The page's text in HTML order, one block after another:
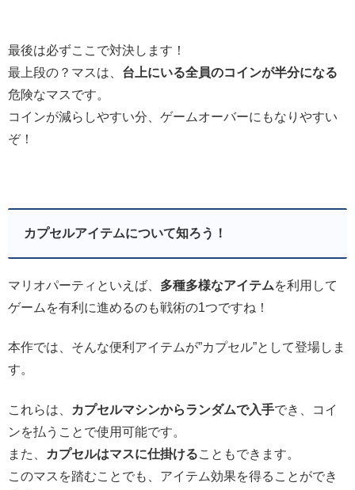
最後は必ずここで対決します！
最上段の？マスは、 台上にいる全員のコインが半分になる
危険なマスです。
コインが減らしやすい分、ゲームオーバーにもなりやすい
ぞ！
カプセルアイテムについて知ろう！
マリオパーティといえば、 多種多様なアイテムを利用して
ゲームを有利に進めるのも戦術の1つですね！
本作では、そんな便利アイテムが”カプセル”として登場しま
す。
これらは、 カプセルマシンからランダムで入手でき、コイ
ンを払うことで使用可能です。
また、
カプセルはマスに仕掛けることもできます。
このマスを踏むことでも、アイテム効果を得ることができ